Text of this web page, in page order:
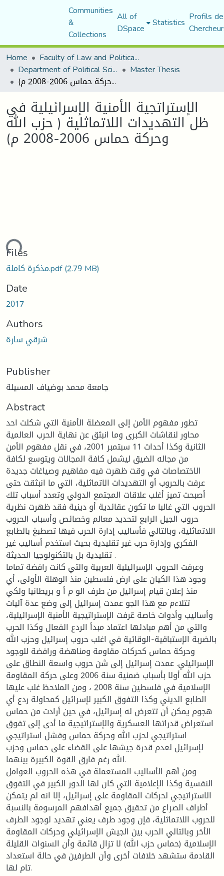
Communities
&
Collections
All of
DSpace Statistics Profils
Home
Faculty of Law and Political Science
Department of Political Sciences Master Thesis
الإستراتجية الأمنية الإسرائيلية في ظل التهديدات اللاتماثلية ( حزب الله وحركة حماس 2006-2008 م)
الإستراتجية الأمنية الإسرائيلية في
ظل التهديدات اللاتماثلية ( حزب الله
وحركة حماس 2006-2008 م)
Files
مذكرة كاملة.pdf(2.79 MB)
Date
2017
Authors
شرقي سارة
Publisher
جامعة محمد بوضياف المسيلة
Abstract
تطور مفهوم الأمن إلى المعضلة الأمنية التي شكلت احد
محاور لنقاشات الكبرى وما انبثق عن نهاية الحرب العالمية
الثانية وكذا أحداث 11 سبتمبر 2001، في نقل مفهوم الأمن
من مجاله الضيق ليشمل كافة المجالات ويتوسع لكافة
الاختصاصات في وقت ظهرت فيه مفاهيم وصياغات جديدة
عرفت بالحروب أو التهديدات الاتماثلية، التي ما انبثقت حتى
أصبحت تميز أغلب علاقات المجتمع الدولي وتعدد أسباب تلك
الحروب التي غالبا ما تكون عقائدية أو دينية فقد ظهرت نظرية
حروب الجيل الرابع لتحديد معالم وخصائص وأسباب الحروب
اللاتماثلية، وبالتالي فأساليب إدارة الحرب فيها تصطبغ بالطابع
الفكري وإدارة حرب غير تقليدية بحيث استخدم أساليب غير
تقليدية بل بالتكنولوجيا الحديثة .
وعرفت الحروب الإسرائيلية العربية والتي كانت رافضة تماما
وجود هذا الكيان على ارض فلسطين منذ الوهلة الأولى، أي
منذ إعلان قيام إسرائيل من طرف الو م أ و بريطانيا ولكي
تتلاءم مع هذا الجو عمدت إسرائيل إلى وضع عدة آليات
وأساليب وأدوات خاصة عّرفت الإستراتيجية الأمنية الإسرائيلية،
والتي من أهم مبادئها اعتماد مبدأ الردع الفعال وكذا الحرب
بالضربة الإستباقية-الوقائية في اغلب حروب إسرائيل وحزب الله
وحركة حماس كحركات مقاومة ومناهضة ورافضة للوجود
الإسرائيلي. عمدت إسرائيل إلى شن حروب واسعة النطاق على
حزب الله أولا بأسباب ضمنية سنة 2006 وعلى حركة المقاومة
الإسلامية في فلسطين سنة 2008 ، ومن الملاحظ غلب عليها
الطابع الديني وكذا التفوق الكبير لإسرائيل كمحاولة ردع أي
هجوم يمكن أن تتعرض له إسرائيل، في حين أرادت من حماس
استعراض قدراتها العسكرية والإستراتيجية ما أدى إلى تفوق
استراتيجي لحزب الله وحركة حماس وفشل استراتيجي
لإسرائيل لعدم قدرة جيشها على القضاء على حماس وحزب
الله رغم فارق القوة الكبيرة بينهما.
ومن أهم الأساليب المستعملة في هذه الحروب العوامل
النفسية وكذا الإعلامية التي كان لها الدور الكبير في التفوق
الاستراتيجي لحركات المقاومة على إسرائيل، إلا انه لم يتمكن
أطراف الصراع من تحقيق جميع أهدافهم المرسومة بالنسبة
للحروب اللاتماثلية، فإن وجود طرف يعني تهديد لوجود الطرف
الأخر وبالتالي الحرب بين الجيش الإسرائيلي وحركات المقاومة
الإسلامية (حماس حزب الله) لا تزال قائمة وأن السنوات القليلة
القادمة ستشهد خلافات أخرى وأن الطرفين في حالة استعداد
تام لها.